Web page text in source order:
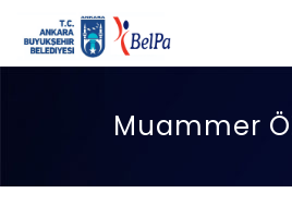
Muammer